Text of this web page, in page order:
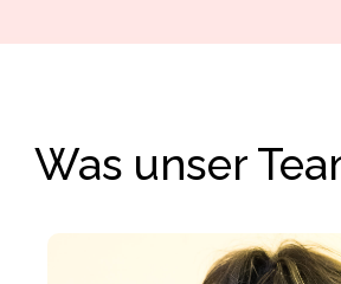
Was unser